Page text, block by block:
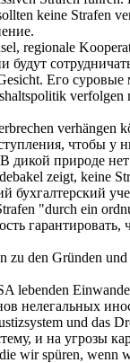
keine Strafen
regionale
Его суровые
verfolgen
verhängen
чтобы у
В дикой природе
zeigt, keine
"durch ein
гарантировать,
zu den Gründen und
нелегальных
und das
и на угрозы
wir spüren, wenn